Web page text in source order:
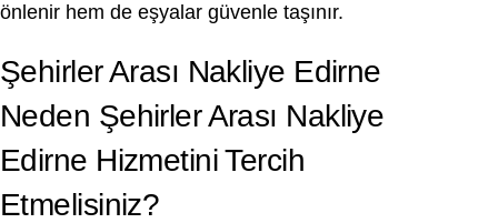
önlenir hem de eşyalar güvenle taşınır.
Şehirler Arası Nakliye Edirne
Neden Şehirler Arası Nakliye
Edirne Hizmetini Tercih
Etmelisiniz?